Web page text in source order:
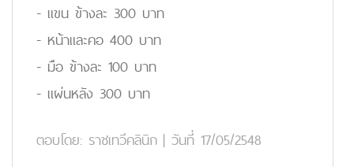
- แขน ข้างละ 300 บาท
- หน้าและคอ 400 บาท
- มือ ข้างละ 100 บาท
- แผ่นหลัง 300 บาท
ตอบโดย: ราชเทวีคลินิก | วันที่ 17/05/2548